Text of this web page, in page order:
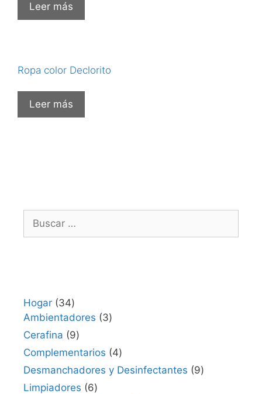
Leer más
Ropa color Declorito
Leer más
Hogar 34
Ambientadores
3
Cerafina
9
Complementarios
4
Desmanchadores y Desinfectantes
9
Limpiadores
6